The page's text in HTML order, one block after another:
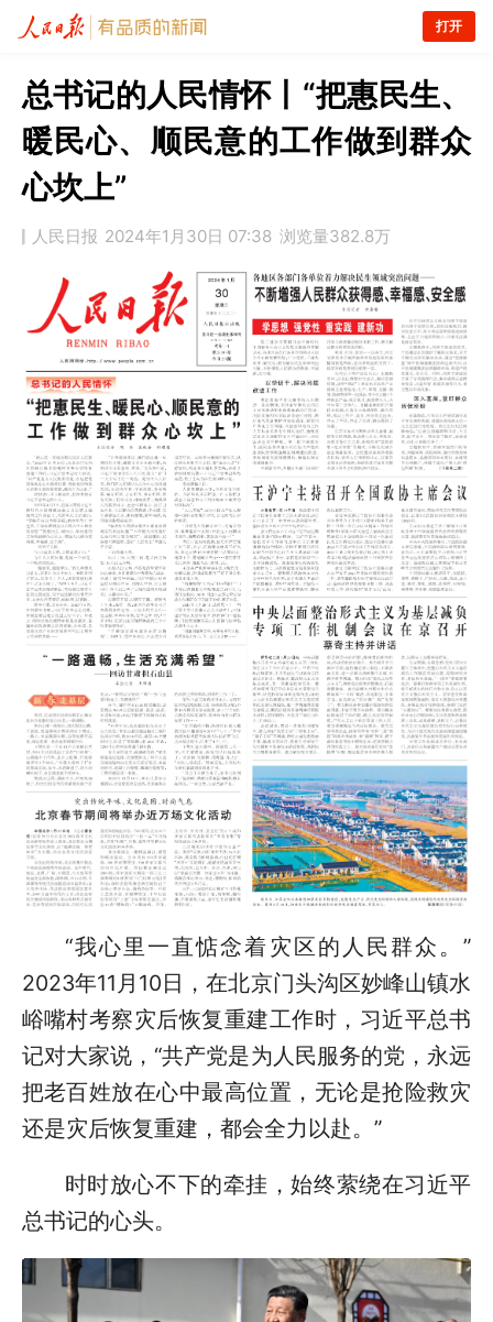
打开
总书记的人民情怀丨“把惠民生、
暖民心、顺民意的工作做到群众
心坎上”
人民日报 2024年1月30日 07:38 浏览量382.8万
“我心里一直惦念着灾区的人民群众。”
2023年11月10日，在北京门头沟区妙峰山镇水
峪嘴村考察灾后恢复重建工作时，习近平总书
记对大家说，“共产党是为人民服务的党，永远
把老百姓放在心中最高位置，无论是抢险救灾
还是灾后恢复重建，都会全力以赴。”
时时放心不下的牵挂，始终萦绕在习近平
总书记的心头。